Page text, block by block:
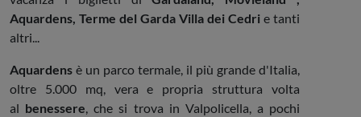
Aquardens, Terme del Garda Villa dei Cedri e tanti
altri...
Aquardens è un parco termale, il più grande d'Italia,
oltre 5.000 mq, vera e propria struttura volta
al benessere, che si trova in Valpolicella, a pochi